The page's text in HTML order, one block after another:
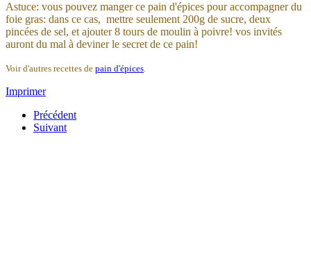
Astuce: vous pouvez manger ce pain d'épices pour accompagner du
foie gras: dans ce cas, mettre seulement 200g de sucre, deux
pincées de sel, et ajouter 8 tours de moulin à poivre! vos invités
auront du mal à deviner le secret de ce pain!
Voir d'autres recettes de pain d'épices.
Imprimer
Précédent
Suivant